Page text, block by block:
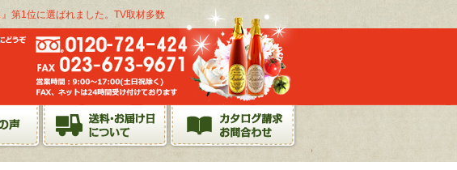
第1位に選ばれました。TV取材多数